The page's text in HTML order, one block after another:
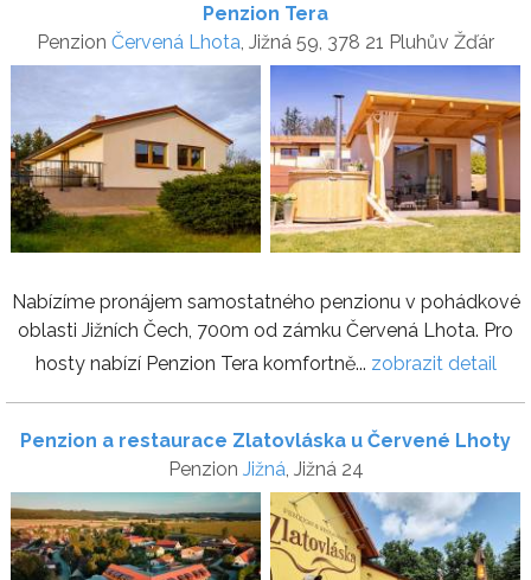
Penzion Tera
Penzion Červená Lhota , Jižná 59, 378 21 Pluhův Žďár
Nabízíme pronájem samostatného penzionu v pohádkové
oblasti Jižních Čech, 700m od zámku Červená Lhota. Pro
hosty nabízí Penzion Tera komfortně... zobrazit detail
Penzion a restaurace Zlatovláska u Červené Lhoty
Penzion Jižná , Jižná 24